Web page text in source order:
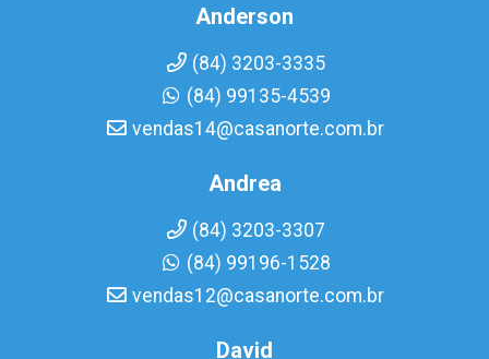
Anderson
(84) 3203-3335
(84) 99135-4539
vendas14@casanorte.com.br
Andrea
(84) 3203-3307
(84) 99196-1528
vendas12@casanorte.com.br
David